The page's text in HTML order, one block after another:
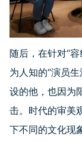
随后，在针对“
为人知的“演员
设的他，也因为
击。时代的审美
下不同的文化现